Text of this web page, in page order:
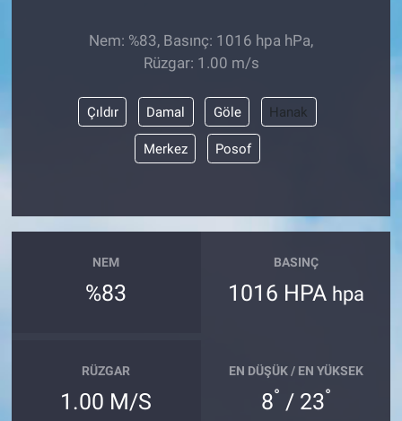
Nem: %83, Basınç: 1016 hpa hPa,
Rüzgar: 1.00 m/s
Çıldır Damal Göle Hanak
Merkez Posof
NEM
%83
BASINÇ
1016 HPA hpa
RÜZGAR
1.00 M/S
EN DÜŞÜK / EN YÜKSEK
8° / 23°